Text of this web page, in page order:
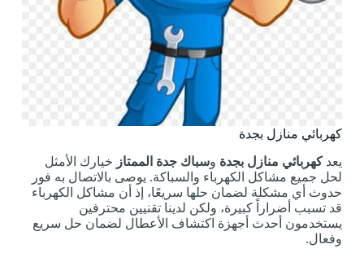
كهربائي منازل بجدة
يعدكهربائي منازل بجدة وسباك جدة الممتاز خيارك الأمثل
لحل جميع مشاكل الكهرباء والسباكة. يوصى بالاتصال به فور
حدوث أي مشكلة لضمان حلها سريعًا، إذ أن مشاكل الكهرباء
قد تسبب أضراراً كبيرة، ولكن لدينا تقنيين محترفين
يستخدمون أحدث أجهزة اكتشاف الأعطال لضمان حل سريع
وفعال.